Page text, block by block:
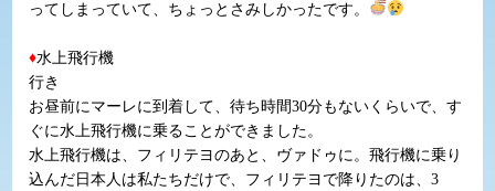
ってしまっていて、ちょっとさみしかったです。
♦水上飛行機
行き
お昼前にマーレに到着して、待ち時間30分もないくらいで、す
ぐに水上飛行機に乗ることができました。
水上飛行機は、フィリテヨのあと、ヴァドゥに。飛行機に乗り
込んだ日本人は私たちだけで、フィリテヨで降りたのは、3